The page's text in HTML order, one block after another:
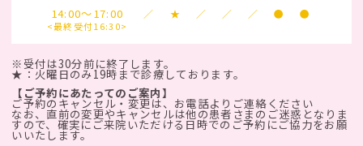
14:00～17:00
<最終受付16:30>
／ ★ ／ ／ ／ ● ●
※受付は30分前に終了します。
★：火曜日のみ19時まで診療しております。
【ご予約にあたってのご案内】
ご予約のキャンセル・変更は、お電話よりご連絡ください
なお、直前の変更やキャンセルは他の患者さまのご迷惑となりま
すので、確実にご来院いただける日時でのご予約にご協力をお願
いいたします。